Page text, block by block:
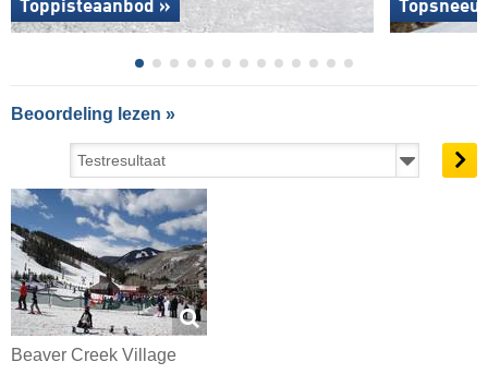
Toppisteaanbod »
Beoordeling lezen »
Beaver Creek Village